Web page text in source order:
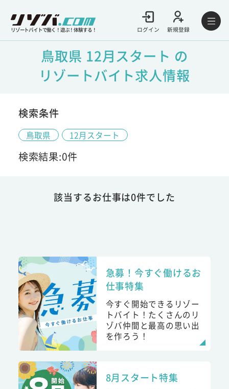
リゾートバイトで働く！遊ぶ！体験する！ ログイン 新規登録
鳥取県 12月スタート の
リゾートバイト求人情報
検索条件
鳥取県 12月スタート
検索結果:0件
該当するお仕事は0件でした
急募！今すぐ働けるお
仕事特集
今すぐ開始できるリゾー
トバイト！たくさんのリ
ゾバ仲間と最高の思い出
を作ろう！
8月スタート特集